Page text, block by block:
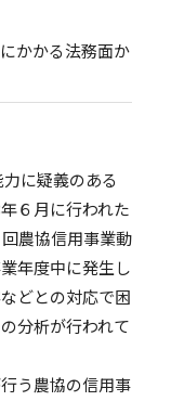
かかる法務面か
に疑義のある
６月に行われた
農協信用事業動
年度中に発生し
どとの対応で困
分析が行われて
う農協の信用事